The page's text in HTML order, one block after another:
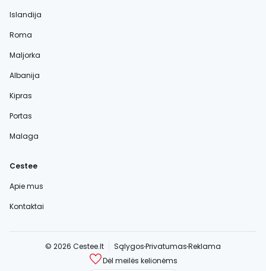
Islandija
Roma
Maljorka
Albanija
Kipras
Portas
Malaga
Cestee
Apie mus
Kontaktai
© 2026 Cestee.lt SąlygosPrivatumasReklama
Dėl meilės kelionėms